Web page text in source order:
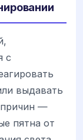
с
выдавать
причин —
пятна от